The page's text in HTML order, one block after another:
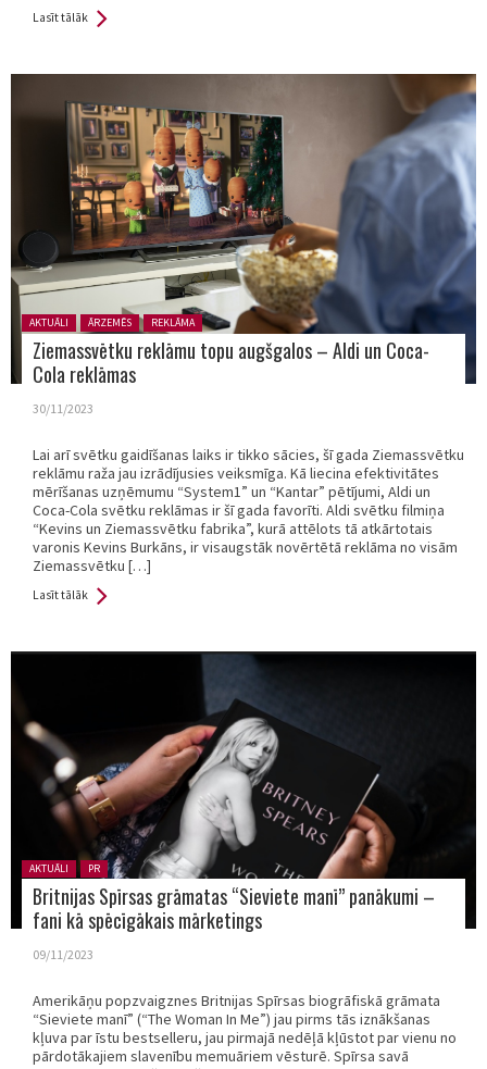
Lasīt tālāk
Posted in:
AKTUĀLI ĀRZEMĒS REKLĀMA
Ziemassvētku reklāmu topu augšgalos – Aldi un Coca-
Cola reklāmas
30/11/2023
Lai arī svētku gaidīšanas laiks ir tikko sācies, šī gada Ziemassvētku
reklāmu raža jau izrādījusies veiksmīga. Kā liecina efektivitātes
mērīšanas uzņēmumu “System1” un “Kantar” pētījumi, Aldi un
Coca-Cola svētku reklāmas ir šī gada favorīti. Aldi svētku filmiņa
“Kevins un Ziemassvētku fabrika”, kurā attēlots tā atkārtotais
varonis Kevins Burkāns, ir visaugstāk novērtētā reklāma no visām
Ziemassvētku […]
Lasīt tālāk
Posted in:
AKTUĀLI PR
Britnijas Spīrsas grāmatas “Sieviete manī” panākumi –
fani kā spēcīgākais mārketings
09/11/2023
Amerikāņu popzvaigznes Britnijas Spīrsas biogrāfiskā grāmata
“Sieviete manī” (“The Woman In Me”) jau pirms tās iznākšanas
kļuva par īstu bestselleru, jau pirmajā nedēļā kļūstot par vienu no
pārdotākajiem slavenību memuāriem vēsturē. Spīrsa savā